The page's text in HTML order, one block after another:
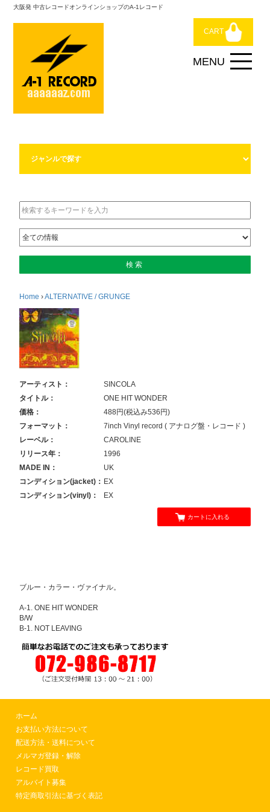
大阪発 中古レコードオンラインショップのA-1レコード
CART
Home ›ALTERNATIVE / GRUNGE
アーティスト：
SINCOLA
タイトル：
ONE HIT WONDER
価格：
488円(税込み536円)
フォーマット：
7inch Vinyl record ( アナログ盤・レコード )
レーベル：
CAROLINE
リリース年：
1996
MADE IN：
UK
コンディション(jacket)： EX
コンディション(vinyl)：
EX
カートに入れる
ブルー・カラー・ヴァイナル。
A-1. ONE HIT WONDER
B/W
B-1. NOT LEAVING
ホーム
お支払い方法について
配送方法・送料について
メルマガ登録・解除
レコード買取
アルバイト募集
特定商取引法に基づく表記